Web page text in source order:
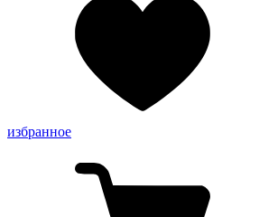
избранное